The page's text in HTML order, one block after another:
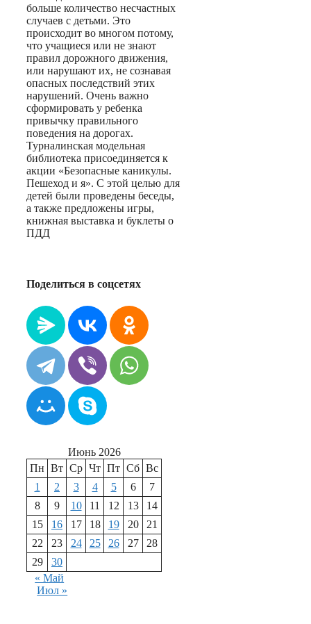
больше количество несчастных
случаев с детьми. Это
происходит во многом потому,
что учащиеся или не знают
правил дорожного движения,
или нарушают их, не сознавая
опасных последствий этих
нарушений. Очень важно
сформировать у ребенка
привычку правильного
поведения на дорогах.
Турналинская модельная
библиотека присоединяется к
акции «Безопасные каникулы.
Пешеход и я». С этой целью для
детей были проведены беседы,
а также предложены игры,
книжная выставка и буклеты о
ПДД
Поделиться в соцсетях
Июнь 2026
Пн Вт Ср Чт Пт Сб Вс
1
2 3 4 5 6
7
8
9 10 11 12 13
14
15
16 17 18 19 20
21
22
23 24 25 26 27
28
29
30
« Май
Июл »